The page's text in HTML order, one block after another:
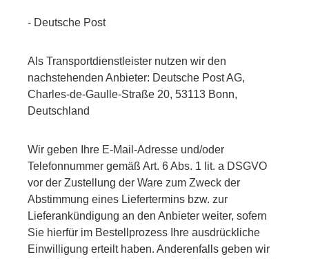
- Deutsche Post
Als Transportdienstleister nutzen wir den
nachstehenden Anbieter: Deutsche Post AG,
Charles-de-Gaulle-Straße 20, 53113 Bonn,
Deutschland
Wir geben Ihre E-Mail-Adresse und/oder
Telefonnummer gemäß Art. 6 Abs. 1 lit. a DSGVO
vor der Zustellung der Ware zum Zweck der
Abstimmung eines Liefertermins bzw. zur
Lieferankündigung an den Anbieter weiter, sofern
Sie hierfür im Bestellprozess Ihre ausdrückliche
Einwilligung erteilt haben. Anderenfalls geben wir